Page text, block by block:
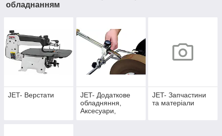
обладнанням
JET- Верстати
JET- Додаткове
обладняння,
Аксесуари,
JET- Запчастини
та матеріали